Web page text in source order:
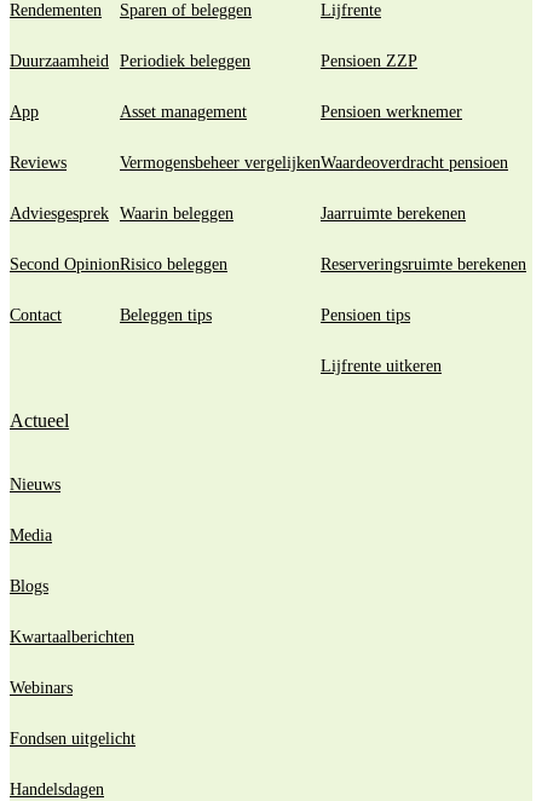
Rendementen
Duurzaamheid
App
Reviews
Adviesgesprek
Second Opinion
Contact
Sparen of beleggen
Periodiek beleggen
Asset management
Vermogensbeheer vergelijken
Waarin beleggen
Risico beleggen
Beleggen tips
Lijfrente
Pensioen ZZP
Pensioen werknemer
Waardeoverdracht pensioen
Jaarruimte berekenen
Reserveringsruimte berekenen
Pensioen tips
Lijfrente uitkeren
Actueel
Nieuws
Media
Blogs
Kwartaalberichten
Webinars
Fondsen uitgelicht
Handelsdagen